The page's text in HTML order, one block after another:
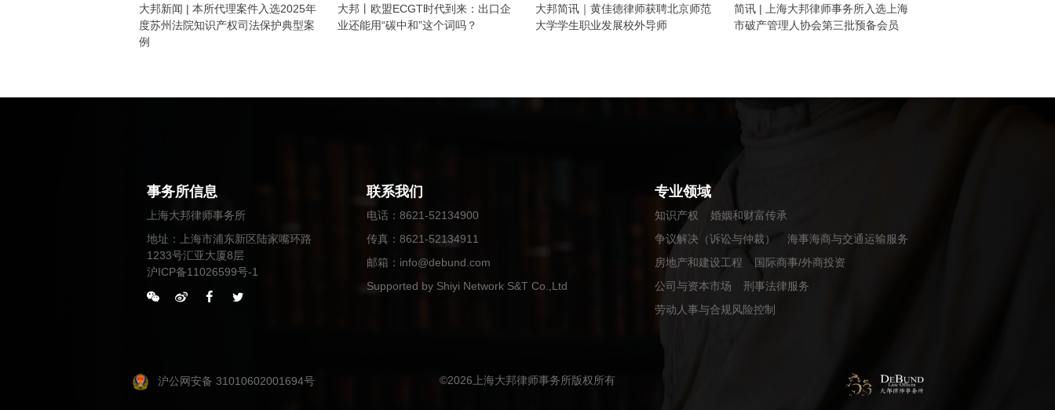
大邦新闻 | 本所代理案件入选2025年
度苏州法院知识产权司法保护典型案
例
大邦丨欧盟ECGT时代到来：出口企
业还能用“碳中和”这个词吗？
大邦简讯｜黄佳德律师获聘北京师范
大学学生职业发展校外导师
简讯 | 上海大邦律师事务所入选上海
市破产管理人协会第三批预备会员
事务所信息
上海大邦律师事务所
地址：上海市浦东新区陆家嘴环路
1233号汇亚大厦8层
沪ICP备11026599号-1
联系我们
电话 ： 8621-52134900
传真 ：8621-52134911
邮箱 ： info@debund.com
Supported by Shiyi Network S&T Co.,Ltd
专业领域
知识产权
婚姻和财富传承
争议解决（诉讼与仲裁）
海事海商与交通运输服务
房地产和建设工程
国际商事/外商投资
公司与资本市场
刑事法律服务
劳动人事与合规风险控制
沪公网安备 31010602001694号 ©2026上海大邦律师事务所版权所有